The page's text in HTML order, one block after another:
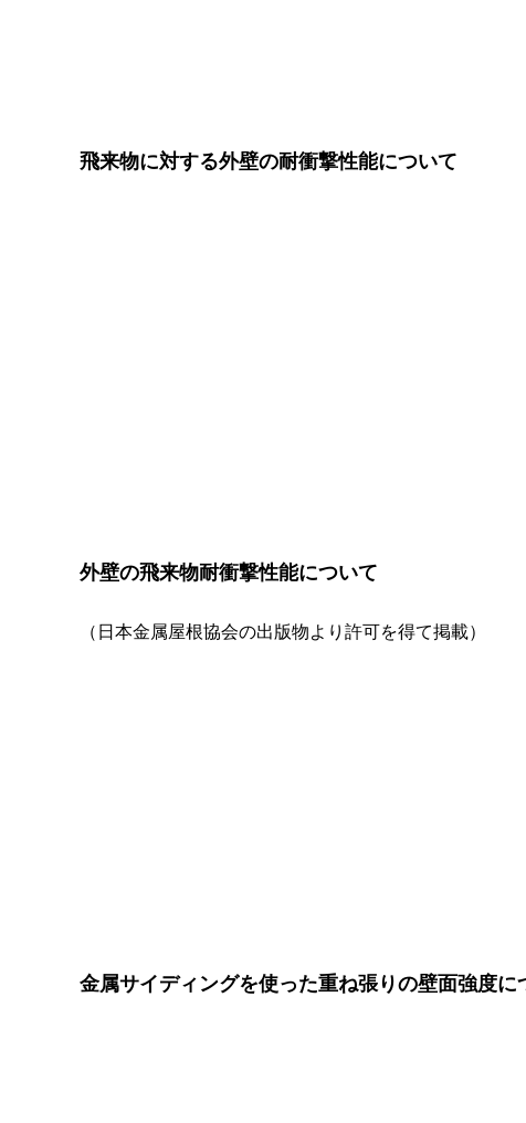
飛来物に対する外壁の耐衝撃性能について
外壁の飛来物耐衝撃性能について
（日本金属屋根協会の出版物より許可を得て掲載）
金属サイディングを使った重ね張りの壁面強度に